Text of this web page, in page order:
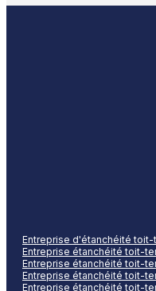
Entreprise d'étanchéité toit-
Entreprise étanchéité toit-
Entreprise étanchéité toit-
Entreprise étanchéité toit-
Entreprise étanchéité toit-